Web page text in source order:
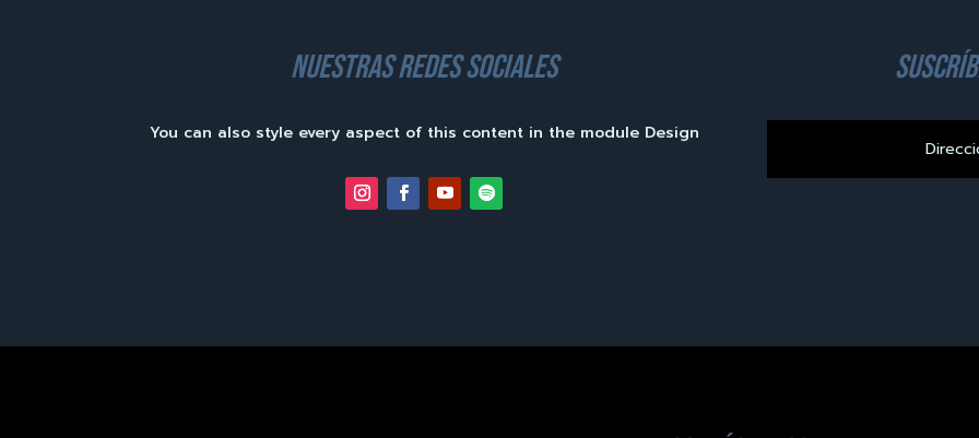
nuestras redes sociales
You can also style every aspect of this content in the module Design